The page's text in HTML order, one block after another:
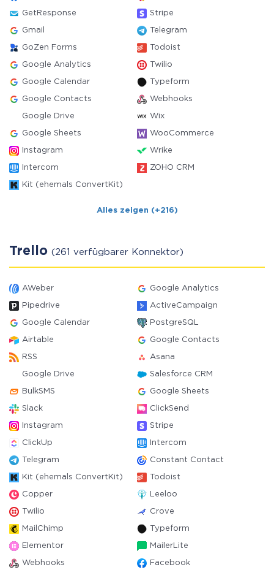
GetResponse Stripe
Gmail Telegram
GoZen Forms Todoist
Google Analytics Twilio
Google Calendar Typeform
Google Contacts Webhooks
Google Drive Wix
Google Sheets WooCommerce
Instagram Wrike
Intercom ZOHO CRM
Kit (ehemals ConvertKit)
Alles zeigen (+216)
Trello (261 verfügbarer Konnektor)
AWeber Google Analytics
Pipedrive ActiveCampaign
Google Calendar PostgreSQL
Airtable Google Contacts
RSS Asana
Google Drive Salesforce CRM
BulkSMS Google Sheets
Slack ClickSend
Instagram Stripe
ClickUp Intercom
Telegram Constant Contact
Kit (ehemals ConvertKit) Todoist
Copper Leeloo
Twilio Crove
MailChimp Typeform
Elementor MailerLite
Webhooks Facebook